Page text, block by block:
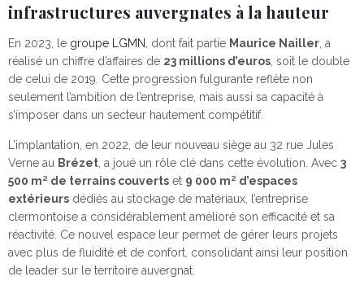
infrastructures auvergnates à la hauteur
En 2023, le groupe LGMN , dont fait partie Maurice Nailler , a
réalisé un chiffre d’affaires de 23 millions d’euros , soit le double
de celui de 2019. Cette progression fulgurante reflète non
seulement l’ambition de l’entreprise, mais aussi sa capacité à
s’imposer dans un secteur hautement compétitif.
L’implantation, en 2022, de leur nouveau siège au 32 rue Jules
Verne au Brézet , a joué un rôle clé dans cette évolution. Avec 3
500 m² de terrains couverts et 9 000 m² d’espaces
extérieurs dédiés au stockage de matériaux, l’entreprise
clermontoise a considérablement amélioré son efficacité et sa
réactivité. Ce nouvel espace leur permet de gérer leurs projets
avec plus de fluidité et de confort, consolidant ainsi leur position
de leader sur le territoire auvergnat.